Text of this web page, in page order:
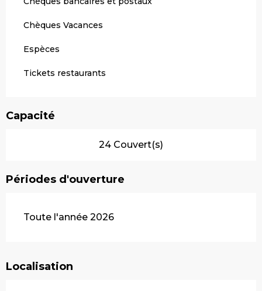
Chèques Vacances
Espèces
Tickets restaurants
Capacité
24 Couvert(s)
Périodes d'ouverture
Toute l'année 2026
Localisation